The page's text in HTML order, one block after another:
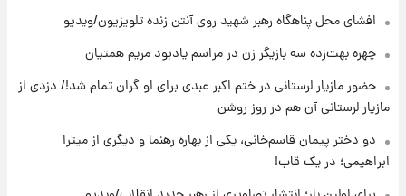
۲۰ ساعت پیش
پی رفتن رامین رضاییان+ عکس
۲۰ ساعت پیش
افشای محل پناهگاه‌ رهبر شهید روی آنتن زنده تلویزیون/ویدیو
چهره بهت‌زده سه بازیگر زن در مراسم یادبود مریم همتیان
حضور مازیار لرستانی در ختم اکبر عبدی برای او گران تمام شد!/ دزدی از
مازیار لرستانی آن هم در روز روشن
دو دختر پیمان قاسم‌خانی، یکی از بهاره رهنما و دیگری از میترا
ابراهیمی؛ در یک قاب!